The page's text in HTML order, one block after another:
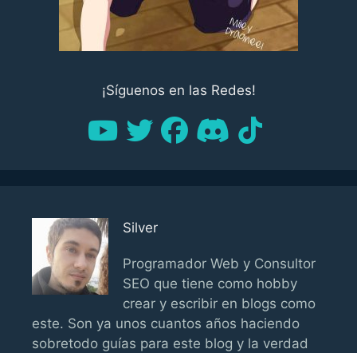
¡Síguenos en las Redes!
Silver
Programador Web y Consultor
SEO que tiene como hobby
crear y escribir en blogs como
este. Son ya unos cuantos años haciendo
sobretodo guías para este blog y la verdad